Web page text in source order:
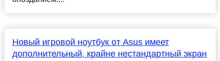
Новый игровой ноутбук от Asus имеет
дополнительный, крайне нестандартный экран